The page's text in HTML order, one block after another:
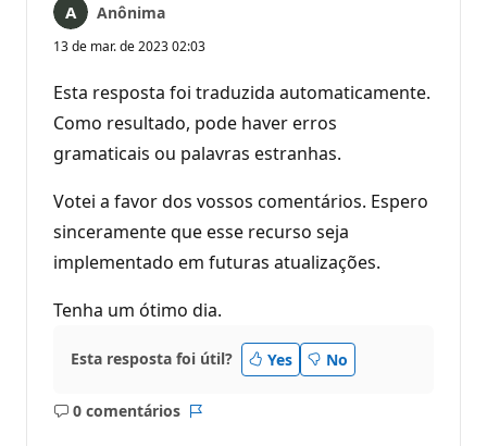
Anônima
13 de mar. de 2023 02:03
Esta resposta foi traduzida automaticamente.
Como resultado, pode haver erros
gramaticais ou palavras estranhas.
Votei a favor dos vossos comentários. Espero
sinceramente que esse recurso seja
implementado em futuras atualizações.
Tenha um ótimo dia.
Esta resposta foi útil? Yes No
0 comentários
Sem